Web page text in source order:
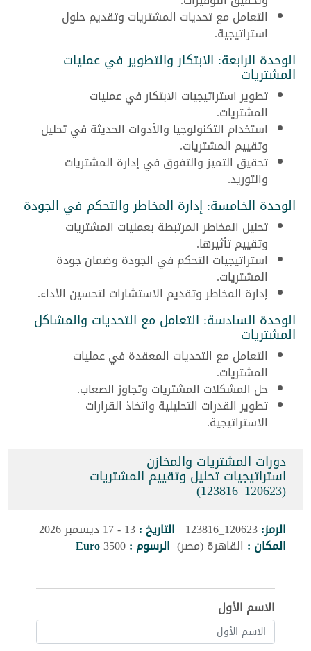
التعامل مع تحديات المشتريات وتقديم حلول
استراتيجية.
الوحدة الرابعة: الابتكار والتطوير في عمليات
المشتريات
تطوير استراتيجيات الابتكار في عمليات
المشتريات.
استخدام التكنولوجيا والأدوات الحديثة في تحليل
وتقييم المشتريات.
تحقيق التميز والتفوق في إدارة المشتريات
والتوريد.
الوحدة الخامسة: إدارة المخاطر والتحكم في الجودة
تحليل المخاطر المرتبطة بعمليات المشتريات
وتقييم تأثيرها.
استراتيجيات التحكم في الجودة وضمان جودة
المشتريات.
إدارة المخاطر وتقديم الاستشارات لتحسين الأداء.
الوحدة السادسة: التعامل مع التحديات والمشاكل
المشتريات
التعامل مع التحديات المعقدة في عمليات
المشتريات.
حل المشكلات المشتريات وتجاوز الصعاب.
تطوير القدرات التحليلية واتخاذ القرارات
الاستراتيجية.
دورات المشتريات والمخازن
استراتيجيات تحليل وتقييم المشتريات
(120623_123816)
الرمز:120623_123816 التاريخ :13 - 17 ديسمبر 2026
المكان : القاهرة (مصر) الرسوم :3500
Euro
الاسم الأول